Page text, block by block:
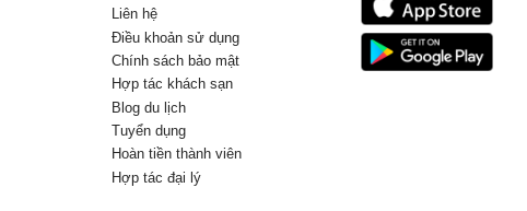
Liên hệ
Điều khoản sử dụng
Chính sách bảo mật
Hợp tác khách sạn
Blog du lịch
Tuyển dụng
Hoàn tiền thành viên
Hợp tác đại lý